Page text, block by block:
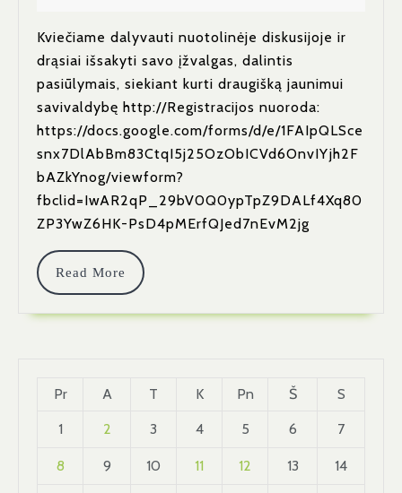
N
I
M
U
I‼
Kviečiame dalyvauti nuotolinėje diskusijoje ir
drąsiai išsakyti savo įžvalgas, dalintis
pasiūlymais, siekiant kurti draugišką jaunimui
savivaldybę http://Registracijos nuoroda:
https://docs.google.com/forms/d/e/1FAIpQLSce
snx7DlAbBm83CtqI5j25OzObICVd6OnvIYjh2F
bAZkYnog/viewform?
fbclid=IwAR2qP_29bV0Q0ypTpZ9DALf4Xq80
ZP3YwZ6HK-PsD4pMErfQJed7nEvM2jg
Read More
Read
Pr A T K Pn Š S
1 2 3 4 5 6 7
8 9 10 11 12 13 14